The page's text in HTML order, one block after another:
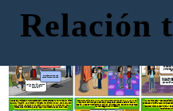
Relación
Luego de un tiempo Manuel empezó a comportarse raro, no era el chico
que ella imaginó. Le empezó a molestar casi todo de ella, que salga con
sus amigos, su manera de vestir, que porque no le contesba los
mensajes ahi mismo, que porque no le mostraba el celular, etc.
Todos los amigos de Laura andaban preocupados por ella, Laura ya no
era feliz con Manuel, pero ella creía que él actuaba así por que la
quería, y que con el tiempo cambiaría, sin embargo, era en vano porque
Manuel seguía en lo mismo.
EXCUSAS.
porque te
No Manuel
violencia y
por el bien
Laura tras pasar esa experiencia
puede estar disfrazada de ideas
superar dicha experiencia. Y
te saluda con tanta
confianza?
Amorcito, solo es una
compañera de primaria.